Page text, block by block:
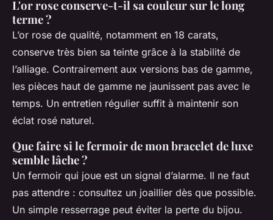
L'or rose conserve-t-il sa couleur sur le long
terme ?
L’or rose de qualité, notamment en 18 carats,
conserve très bien sa teinte grâce à la stabilité de
l’alliage. Contrairement aux versions bas de gamme,
les pièces haut de gamme ne jaunissent pas avec le
temps. Un entretien régulier suffit à maintenir son
éclat rosé naturel.
Que faire si le fermoir de mon bracelet de luxe
semble lâche ?
Un fermoir qui joue est un signal d’alarme. Il ne faut
pas attendre : consultez un joaillier dès que possible.
Un simple resserrage peut éviter la perte du bijou.